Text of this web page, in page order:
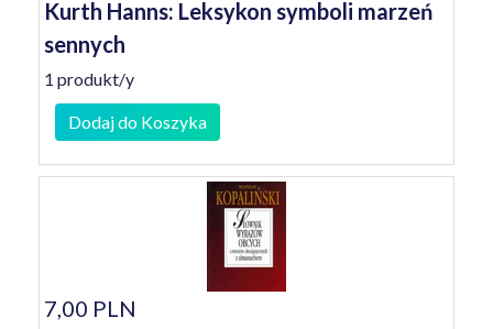
Kurth Hanns: Leksykon symboli marzeń
sennych
1 produkt/y
Dodaj do Koszyka
7,00 PLN